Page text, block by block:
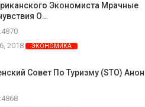
Экономиста Мрачные
О…
2018
ЭКОНОМИКА
Совет По Туризму (STO)